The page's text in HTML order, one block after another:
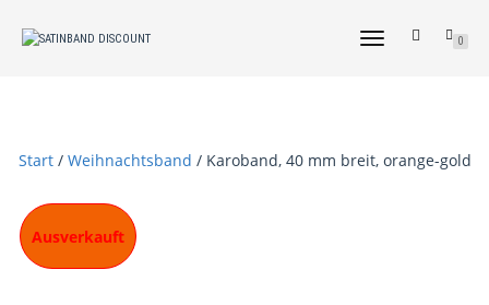
NAVIGATION
0
Start/ Weihnachtsband / Karoband, 40 mm breit, orange-gold
Ausverkauft